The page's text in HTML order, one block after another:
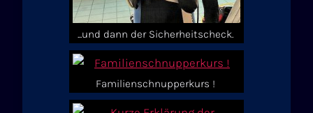
...und dann der Sicherheitscheck.
Familienschnupperkurs !